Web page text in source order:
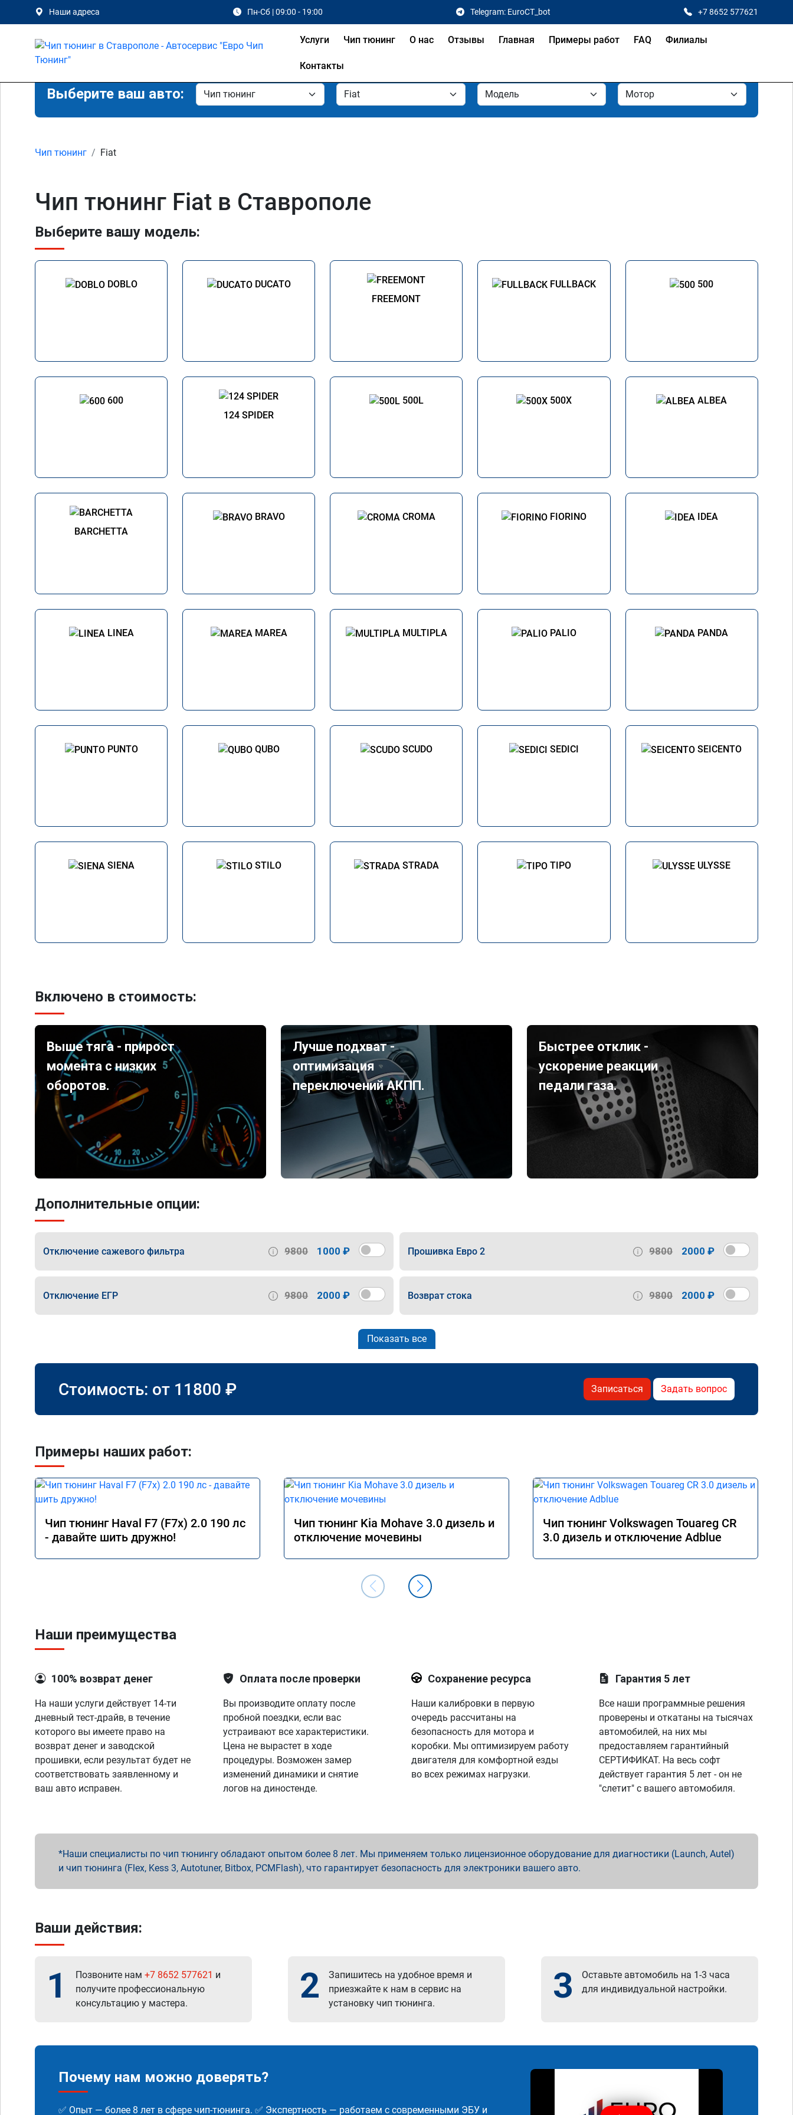
Наши адреса Пн-Сб | 09:00 - 19:00 Telegram: EuroCT_bot +7 8652 577621
Услуги Чип тюнинг О нас Отзывы Главная Примеры работ FAQ Филиалы
Контакты
Выберите ваш авто:
Чип тюнинг Fiat
Чип тюнинг Fiat в Ставрополе
Выберите вашу модель:
DOBLO
DUCATO
FREEMONT
FULLBACK 500
600
124 SPIDER
500L 500X ALBEA
BARCHETTA
BRAVO CROMA FIORINO IDEA
LINEA MAREA MULTIPLA PALIO PANDA
PUNTO QUBO SCUDO SEDICI SEICENTO
SIENA STILO STRADA TIPO ULYSSE
Включено в стоимость:
Выше тяга - прирост
момента с низких
оборотов.
Лучше подхват -
оптимизация
переключений АКПП.
Быстрее отклик -
ускорение реакции
педали газа.
Дополнительные опции:
Отключение сажевого фильтра 9800 1000 ₽ Прошивка Евро 2 9800 2000 ₽
Отключение ЕГР 9800 2000 ₽ Возврат стока 9800 2000 ₽
Показать все
Стоимость: от 11800 ₽ Записаться Задать вопрос
Примеры наших работ:
Чип тюнинг Haval F7 (F7x) 2.0 190 лс
- давайте шить дружно!
Чип тюнинг Kia Mohave 3.0 дизель и
отключение мочевины
Чип тюнинг Volkswagen Touareg CR
3.0 дизель и отключение Adblue
Наши преимущества
100% возврат денег
На наши услуги действует 14-ти
дневный тест-драйв, в течение
которого вы имеете право на
возврат денег и заводской
прошивки, если результат будет не
соответствовать заявленному и
ваш авто исправен.
Оплата после проверки
Вы производите оплату после
пробной поездки, если вас
устраивают все характеристики.
Цена не вырастет в ходе
процедуры. Возможен замер
изменений динамики и снятие
логов на диностенде.
Сохранение ресурса
Наши калибровки в первую
очередь рассчитаны на
безопасность для мотора и
коробки. Мы оптимизируем работу
двигателя для комфортной езды
во всех режимах нагрузки.
Гарантия 5 лет
Все наши программные решения
проверены и откатаны на тысячах
автомобилей, на них мы
предоставляем гарантийный
СЕРТИФИКАТ. На весь софт
действует гарантия 5 лет - он не
"слетит" с вашего автомобиля.
Наши специалисты по чип тюнингу обладают опытом более 8 лет. Мы применяем только лицензионное оборудование для диагностики (Launch, Autel)
и чип тюнинга (Flex, Kess 3, Autotuner, Bitbox, PCMFlash), что гарантирует безопасность для электроники вашего авто.
Ваши действия:
1 Позвоните нам +7 8652 577621 и
получите профессиональную
консультацию у мастера.
2
Запишитесь на удобное время и
приезжайте к нам в сервис на
установку чип тюнинга.
3
Оставьте автомобиль на 1-3 часа
для индивидуальной настройки.
Почему нам можно доверять?
✅ Опыт — более 8 лет в сфере чип-тюнинга. ✅ Экспертность — работаем с современными ЭБУ и